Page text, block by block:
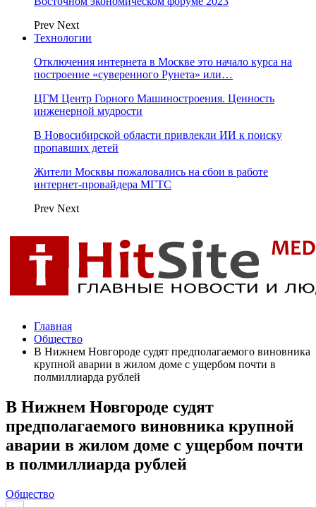
Prev Next
Технологии
Отключения интернета в Москве это начало курса на
построение «суверенного Рунета» или…
ЦГМ Центр Горного Машиностроения. Ценность
инженерной мудрости
В Новосибирской области привлекли ИИ к поиску
пропавших детей
Жители Москвы пожаловались на сбои в работе
интернет-провайдера МГТС
Prev Next
Главная
Общество
В Нижнем Новгороде судят предполагаемого виновника
крупной аварии в жилом доме с ущербом почти в
полмиллиарда рублей
В Нижнем Новгороде судят
предполагаемого виновника крупной
аварии в жилом доме с ущербом почти
в полмиллиарда рублей
Общество